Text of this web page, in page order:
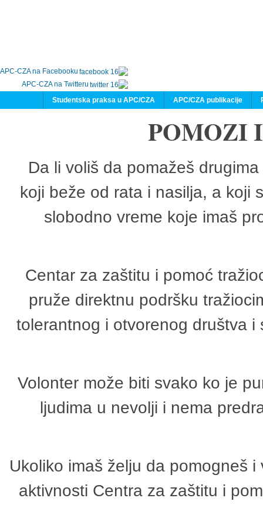
APC-CZA na Facebooku
APC-CZA na Twitteru
APC/CZA publikacije
Studentska praksa u APC/CZA
POMOZI
Da li voliš da pomažeš
koji beže od rata i nasilja, a koji
slobodno vreme koje imaš
Centar za zaštitu i pomoć
pruže direktnu podršku
tolerantnog i otvorenog društva
Volonter može biti svako ko je
ljudima u nevolji i nema
Ukoliko imaš želju da pomogneš
aktivnosti Centra za zaštitu i